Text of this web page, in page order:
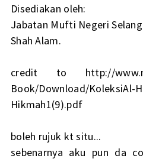
Disediakan oleh:
Jabatan Mufti Negeri
Shah Alam.
credit to http://
Book/Download/KoleksiAl-
Hikmah1(9).pdf
boleh rujuk kt situ...
sebenarnya aku pun da